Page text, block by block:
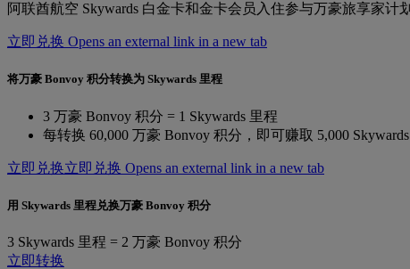
阿联酋航空 Skywards 白金卡和金卡会员入住参与万豪旅享家
立即兑换 Opens an external link in a new tab
将万豪 Bonvoy 积分转换为 Skywards 里程
3 万豪 Bonvoy 积分 = 1 Skywards 里程
每转换 60,000 万豪 Bonvoy 积分，即可赚取 5,000
立即兑换立即兑换 Opens an external link in a new tab
用 Skywards 里程兑换万豪 Bonvoy 积分
3 Skywards 里程 = 2 万豪 Bonvoy 积分
立即转换